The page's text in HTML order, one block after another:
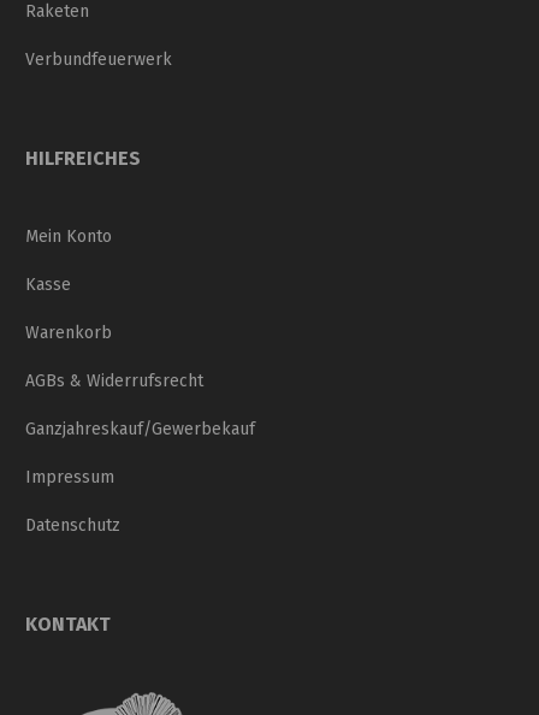
Raketen
Verbundfeuerwerk
HILFREICHES
Mein Konto
Kasse
Warenkorb
AGBs & Widerrufsrecht
Ganzjahreskauf/Gewerbekauf
Impressum
Datenschutz
KONTAKT